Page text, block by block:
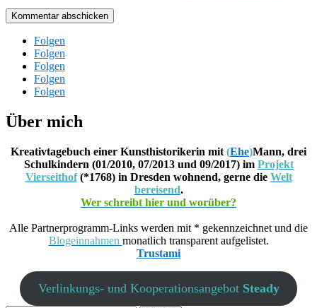
Kommentar abschicken
Folgen
Folgen
Folgen
Folgen
Folgen
Über mich
Kreativtagebuch einer Kunsthistorikerin mit (Ehe)Mann, drei
Schulkindern (01/2010, 07/2013 und 09/2017) im Projekt
Vierseithof(*1768) in Dresden wohnend, gerne die Welt
bereisend.
Wer schreibt hier und worüber?
Alle Partnerprogramm-Links werden mit * gekennzeichnet und die
Blogeinnahmen monatlich transparent aufgelistet.
Trustami
Verlinkungs- und Kooperationsangebot Steady